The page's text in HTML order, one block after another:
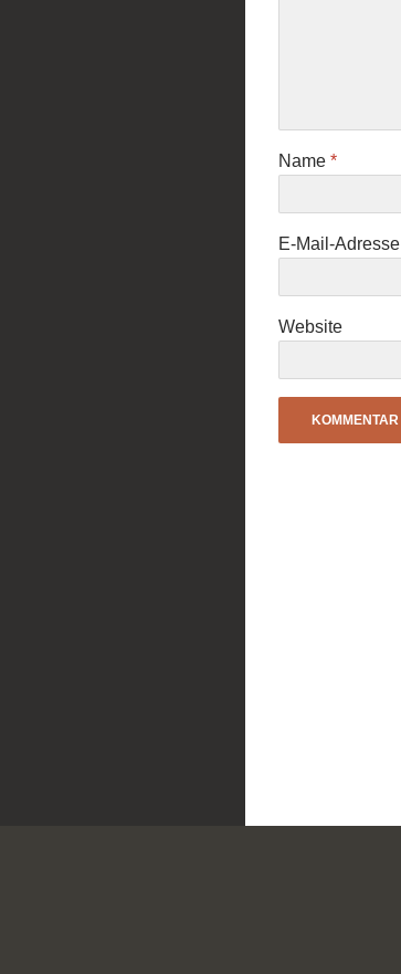
Name *
E-Mail-Adresse
Website